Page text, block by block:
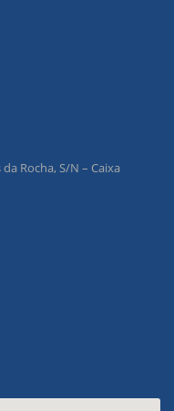
Rocha, S/N – Caixa